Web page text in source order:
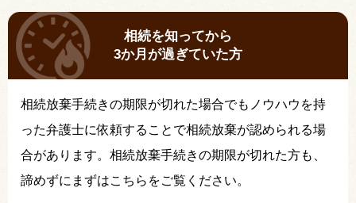
相続を知ってから
3か月が過ぎていた方
相続放棄手続きの期限が切れた場合でもノウハウを持
った弁護士に依頼することで相続放棄が認められる場
合があります。相続放棄手続きの期限が切れた方も、
諦めずにまずはこちらをご覧ください。